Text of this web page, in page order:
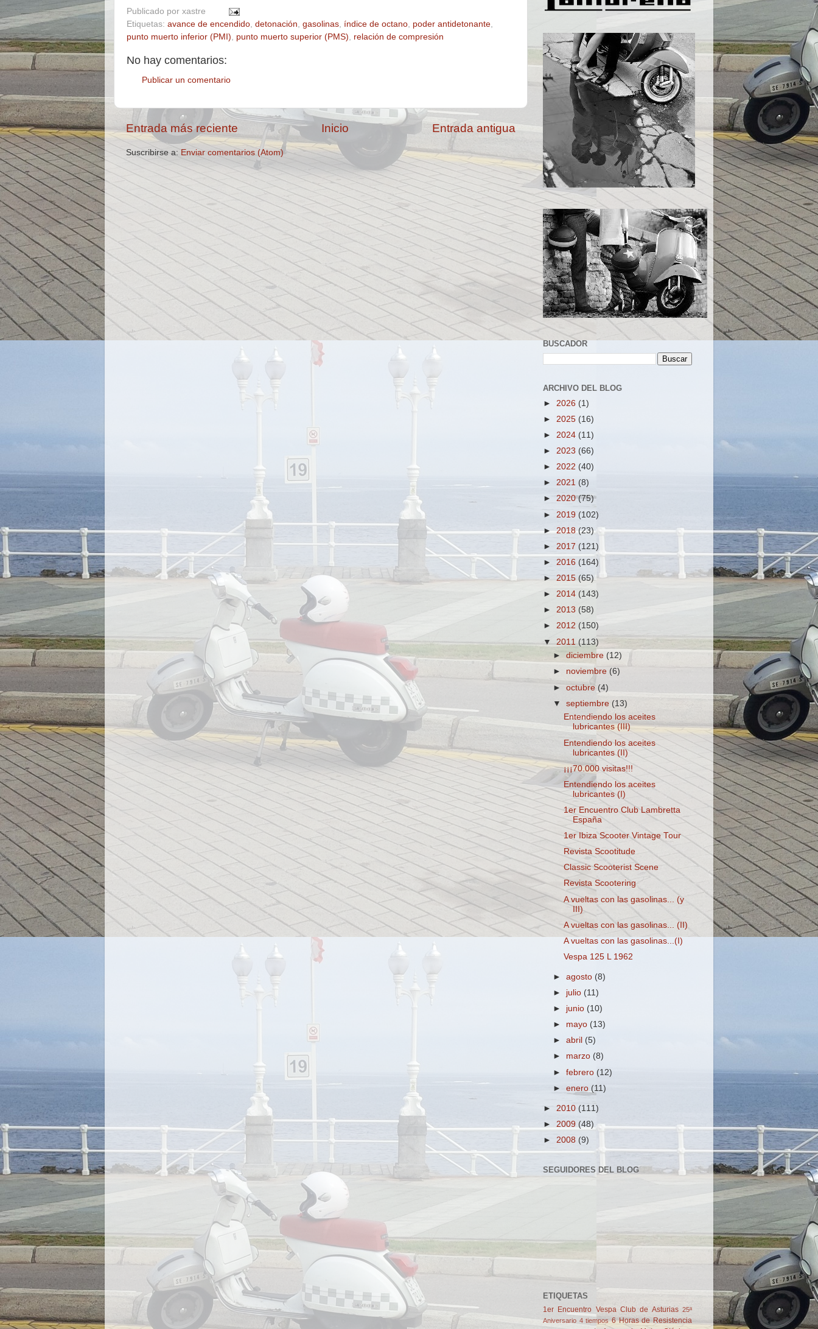
Publicado por xastre
Etiquetas: avance de encendido detonación gasolinas índice de octano poder antidetonante
punto muerto inferior (PMI)
punto muerto superior (PMS) relación de compresión
No hay comentarios:
Publicar un comentario
Entrada más reciente Entrada antigua
Inicio
Suscribirse a: Enviar comentarios (Atom)
BUSCADOR
ARCHIVO DEL BLOG
► 2026 (1)
► 2025 (16)
► 2024 (11)
► 2023 (66)
► 2022 (40)
► 2021 (8)
► 2020(75)
► 2019 (102)
►2018(23)
► 2017 (121)
► 2016 (164)
► 2015 (65)
► 2014 (143)
► 2013 (58)
► 2012 (150)
▼ 2011 (113)
►diciembre (12)
► noviembre (6)
►octubre (4)
▼septiembre (13)
Entendiendo los aceites
lubricantes (III)
Entendiendo los aceites
lubricantes (II)
¡¡¡70.000 visitas!!!
Entendiendo los aceites
lubricantes (I)
1er Encuentro Club Lambretta
España
1er Ibiza Scooter Vintage Tour
Revista Scootitude
Classic Scooterist Scene
Revista Scootering
A vueltas con las gasolinas... (y
III)
A vueltas con las gasolinas... (II)
A vueltas con las gasolinas...(I)
Vespa 125 L 1962
►agosto (8)
► julio (11)
► junio (10)
► mayo (13)
►abril (5)
► marzo (8)
►febrero(12)
►enero (11)
► 2010 (111)
► 2009 (48)
► 2008 (9)
SEGUIDORES DEL BLOG
ETIQUETAS
1er Encuentro Vespa Club de Asturias 25ª
Aniversario 4 tiempos 6 Horas de Resistencia